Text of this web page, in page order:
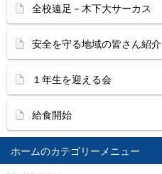
ホーム
全校遠足－木下大サーカス
安全を守る地域の皆さん紹介
１年生を迎える会
給食開始